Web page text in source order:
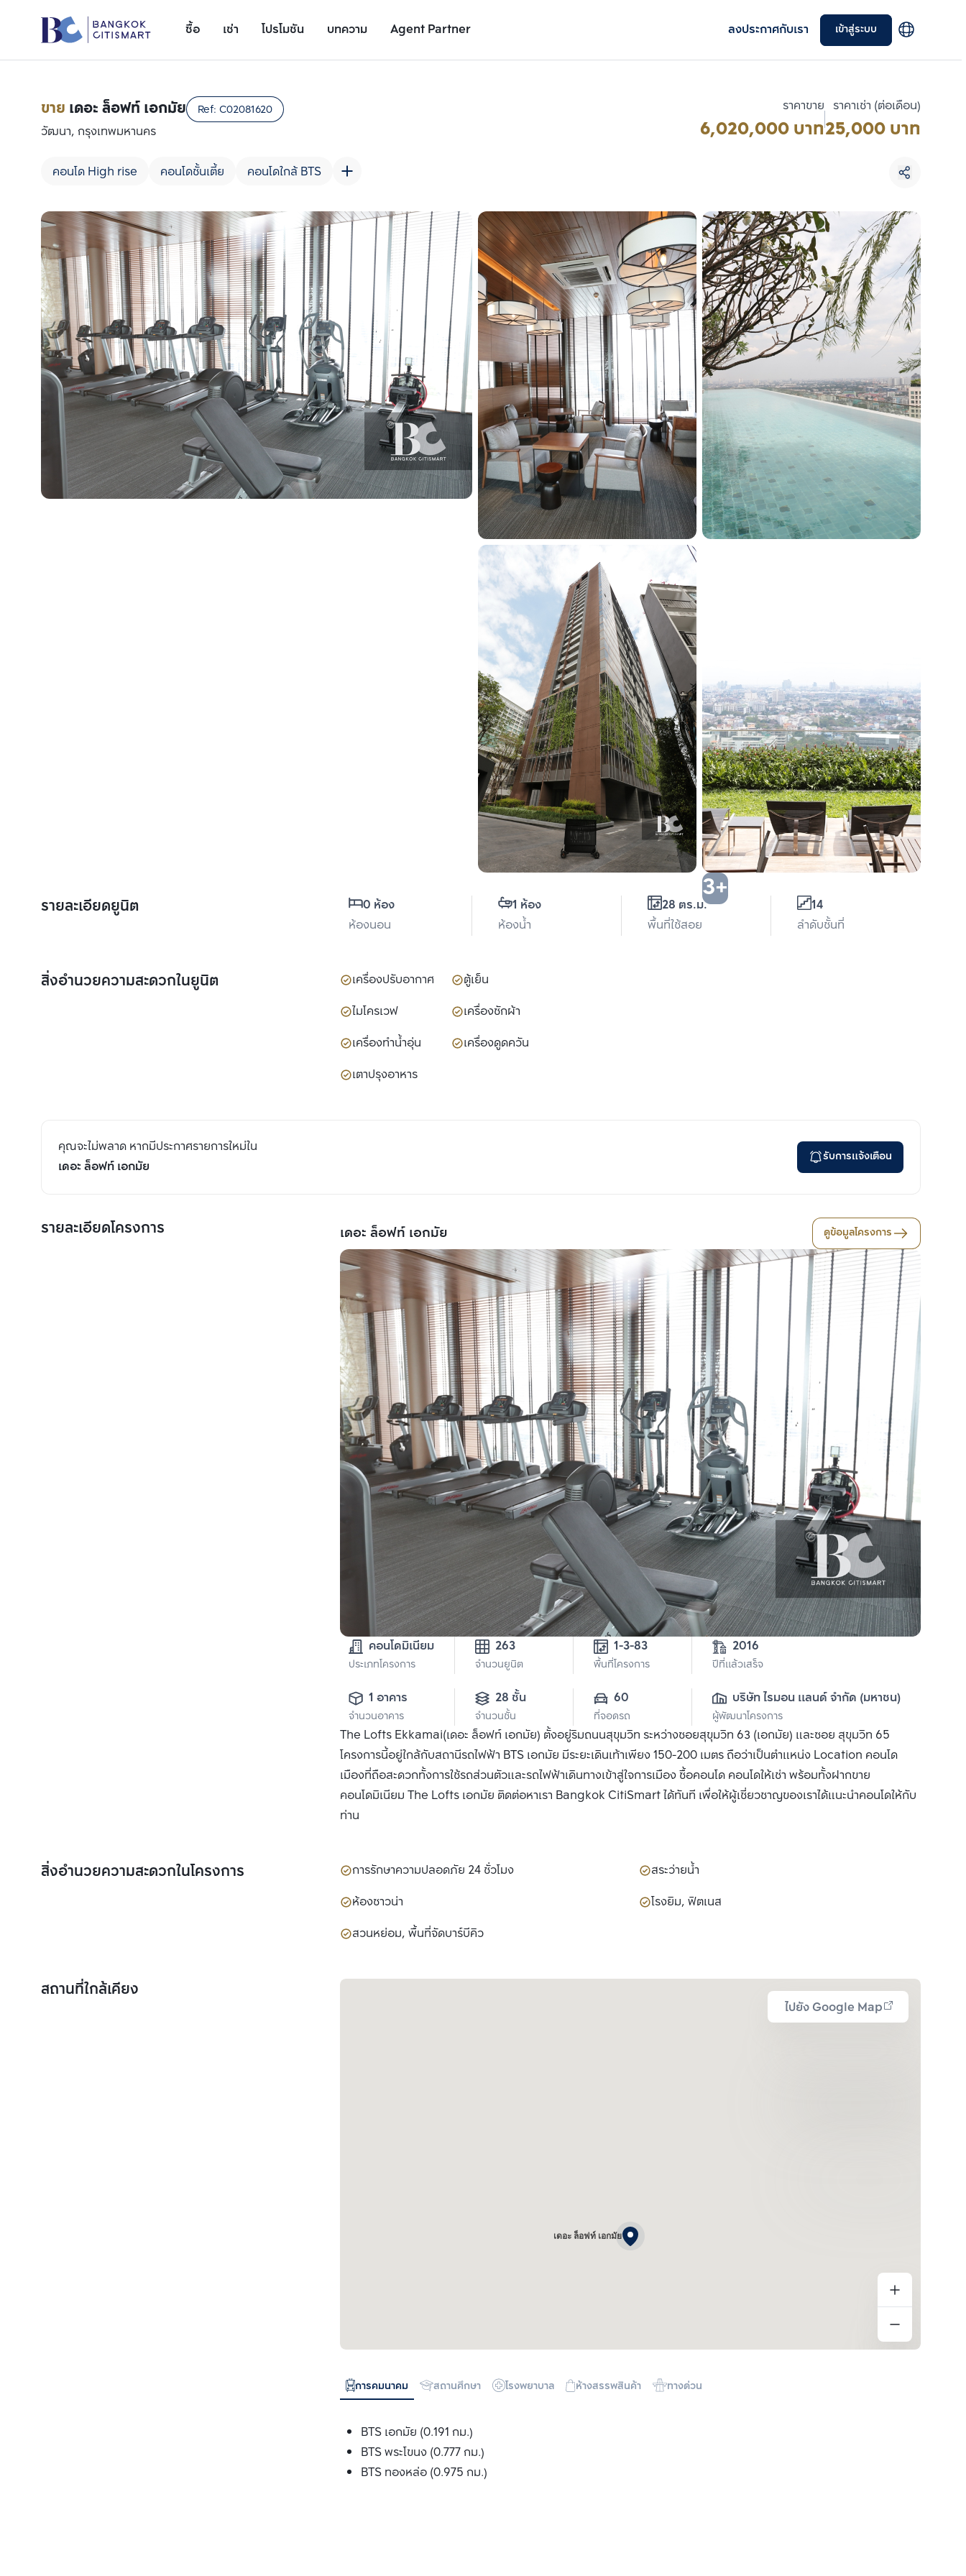
ซื้อ เช่า โปรโมชัน บทความ Agent Partner ลงประกาศกับเรา เข้าสู่ระบบ
รายละเอียดยูนิต
ขาย เดอะ ล็อฟท์ เอกมัย Ref: C02081620
วัฒนา, กรุงเทพมหานคร
คอนโด High rise คอนโดชั้นเตี้ย คอนโดใกล้ BTS
ราคาขาย
6,020,000 บาท
ราคาเช่า (ต่อเดือน)
25,000 บาท
3+
รายละเอียดยูนิต
0 ห้อง
ห้องนอน
1 ห้อง
ห้องน้ำ
28 ตร.ม.
พื้นที่ใช้สอย
14
ลำดับชั้นที่
สิ่งอำนวยความสะดวกในยูนิต เครื่องปรับอากาศ
ตู้เย็น
ไมโครเวฟ
เครื่องซักผ้า
เครื่องทำน้ำอุ่น
เครื่องดูดควัน
เตาปรุงอาหาร
คุณจะไม่พลาด หากมีประกาศรายการใหม่ใน
เดอะ ล็อฟท์ เอกมัย
รับการแจ้งเตือน
รายละเอียดโครงการ เดอะ ล็อฟท์ เอกมัย ดูข้อมูลโครงการ
คอนโดมิเนียม
ประเภทโครงการ
263
จำนวนยูนิต พื้นที่โครงการ
2016
ปีที่แล้วเสร็จ
1 อาคาร
จำนวนอาคาร
28 ชั้น
จำนวนชั้น
60
ที่จอดรถ
บริษัท ไรมอน แลนด์ จำกัด (มหาชน)
ผู้พัฒนาโครงการ
The Lofts Ekkamai(เดอะ ล็อฟท์ เอกมัย) ตั้งอยู่ริมถนนสุขุมวิท ระหว่างซอยสุขุมวิท 63 (เอกมัย) และซอย สุขุมวิท 65
โครงการนี้อยู่ใกล้กับสถานีรถไฟฟ้า BTS เอกมัย มีระยะเดินเท้าเพียง 150-200 เมตร ถือว่าเป็นตำแหน่ง Location คอนโด
เมืองที่ถือสะดวกทั้งการใช้รถส่วนตัวและรถไฟฟ้าเดินทางเข้าสู่ใจการเมือง ซื้อคอนโด คอนโดให้เช่า พร้อมทั้งฝากขาย
คอนโดมิเนียม The Lofts เอกมัย ติดต่อหาเรา Bangkok CitiSmart ได้ทันที เพื่อให้ผู้เชี่ยวชาญของเราได้แนะนำคอนโดให้กับ
ท่าน
สิ่งอำนวยความสะดวกในโครงการ การรักษาความปลอดภัย 24 ชั่วโมง
สระว่ายน้ำ
ห้องซาวน่า
โรงยิม, ฟิตเนส
สวนหย่อม, พื้นที่จัดบาร์บีคิว
สถานที่ใกล้เคียง
ไปยัง Google Map
เดอะ ล็อฟท์ เอกมัย
การคมนาคม สถานศึกษา โรงพยาบาล ห้างสรรพสินค้า ทางด่วน
BTS เอกมัย (0.191 กม.)
BTS พระโขนง (0.777 กม.)
BTS ทองหล่อ (0.975 กม.)
เพิ่มยูนิตเปรียบเทียบ
รายการที่ 1
เพิ่มยูนิตเปรียบเทียบ
รายการที่ 2
เพิ่มยูนิตเปรียบเทียบ
รายการที่ 3
เลือกยูนิตเพื่อเปรียบเทียบ
เลือกได้สูงสุด 3 รายการ
เปรียบเทียบ
ลบทั้งหมด